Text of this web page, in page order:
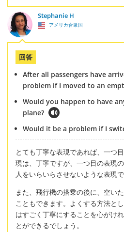
Stephanie H
アメリカ合衆国
回答
After all passengers have
problem if I moved to an
Would you happen to have
plane?
Would it be a problem if I
とても丁寧な表現であれば、一つ
現は、丁寧ですが、一つ目の表現
人をいらいらさせないような表現で
また、飛行機の搭乗の後に、空い
こともできます。よくする方法と
はすごく丁寧にすることを心がけ
とができるでしょう。